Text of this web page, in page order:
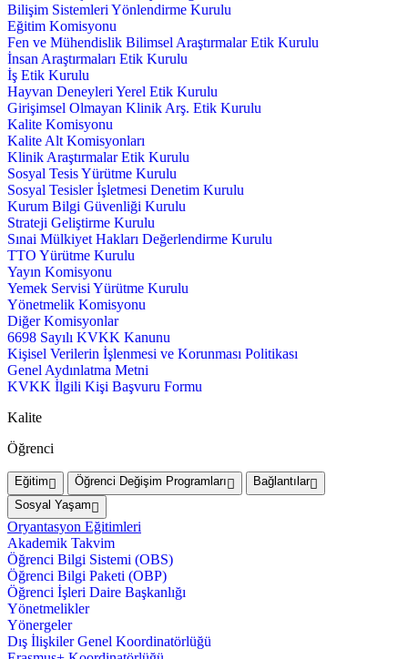
Bilişim Sistemleri Yönlendirme Kurulu
Eğitim Komisyonu
Fen ve Mühendislik Bilimsel Araştırmalar Etik Kurulu
İnsan Araştırmaları Etik Kurulu
İş Etik Kurulu
Hayvan Deneyleri Yerel Etik Kurulu
Girişimsel Olmayan Klinik Arş. Etik Kurulu
Kalite Komisyonu
Kalite Alt Komisyonları
Klinik Araştırmalar Etik Kurulu
Sosyal Tesis Yürütme Kurulu
Sosyal Tesisler İşletmesi Denetim Kurulu
Kurum Bilgi Güvenliği Kurulu
Strateji Geliştirme Kurulu
Sınai Mülkiyet Hakları Değerlendirme Kurulu
TTO Yürütme Kurulu
Yayın Komisyonu
Yemek Servisi Yürütme Kurulu
Yönetmelik Komisyonu
Diğer Komisyonlar
6698 Sayılı KVKK Kanunu
Kişisel Verilerin İşlenmesi ve Korunması Politikası
Genel Aydınlatma Metni
KVKK İlgili Kişi Başvuru Formu
Kalite
Öğrenci
Eğitim Öğrenci Değişim Programları
Bağlantılar
Sosyal Yaşam
Oryantasyon Eğitimleri
Akademik Takvim
Öğrenci Bilgi Sistemi (OBS)
Öğrenci Bilgi Paketi (OBP)
Öğrenci İşleri Daire Başkanlığı
Yönetmelikler
Yönergeler
Dış İlişkiler Genel Koordinatörlüğü